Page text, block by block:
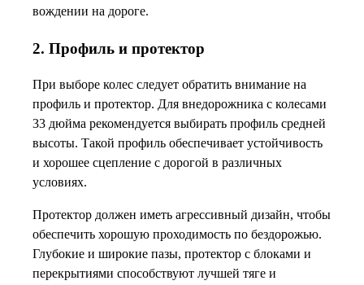
вождении на дороге.
2. Профиль и протектор
При выборе колес следует обратить внимание на
профиль и протектор. Для внедорожника с колесами
33 дюйма рекомендуется выбирать профиль средней
высоты. Такой профиль обеспечивает устойчивость
и хорошее сцепление с дорогой в различных
условиях.
Протектор должен иметь агрессивный дизайн, чтобы
обеспечить хорошую проходимость по бездорожью.
Глубокие и широкие пазы, протектор с блоками и
перекрытиями способствуют лучшей тяге и